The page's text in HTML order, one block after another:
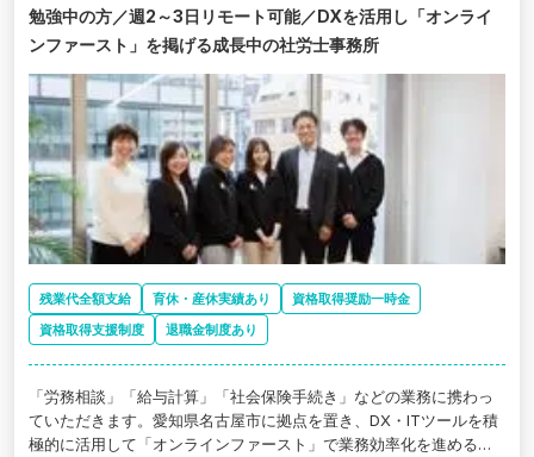
勉強中の方／週2～3日リモート可能／DXを活用し「オンライ
ンファースト」を掲げる成長中の社労士事務所
残業代全額支給 育休・産休実績あり
資格取得奨励一時金
資格取得支援制度
退職金制度あり
「労務相談」「給与計算」「社会保険手続き」などの業務に携わっ
ていただきます。愛知県名古屋市に拠点を置き、DX・ITツールを積
極的に活用して「オンラインファースト」で業務効率化を進める成